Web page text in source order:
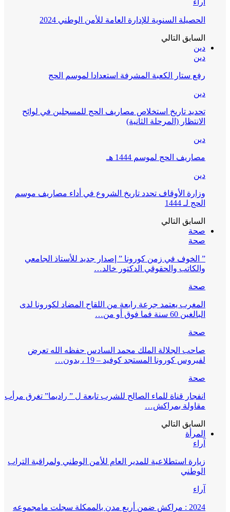
آراء
الحصيلة السنوية للإدارة العامة للأمن الوطني 2024
السابق التالي
دين
دين
رفع ستار الكعبة المشرفة استعدادا لموسم الحج
دين
تحديد تاريخ استخلاص مصاريف الحج للمسجلين في لوائح
الانتظار (المرحلة الثانية)
دين
مصاريف الحج لموسم 1444 هـ
دين
وزارة الأوقاف تحدد تاريخ الشروع في أداء مصاريف موسم
الحج لـ 1444
السابق التالي
صحة
صحة
” الخوف في زمن كورونا ” إصدار جديد للأستاذ الجامعي
والكاتب والحقوقي الدكتور خالد…
صحة
المغرب يعتمد جرعة رابعة من اللقاح المضاد لكورونا لدى
البالغين 60 سنة فما فوق أو من…
صحة
صاحب الجلالة الملك محمد السادس حفظه الله تعرض
لفيروس كورونا المستجد كوفيد – 19 ، بدون…
صحة
انفجار قناة للماء الصالح للشرب تابعة ل ” راديما” تغرق مرأب
مقاولة بمراكش…
السابق التالي
المرأة
آراء
زيارة استطلاعية للمدير العام للأمن الوطني ولمراقبة التراب
الوطني
آراء
2024 : مراكش ضمن أربع مدن بالممكلة سجلت مامجموعه